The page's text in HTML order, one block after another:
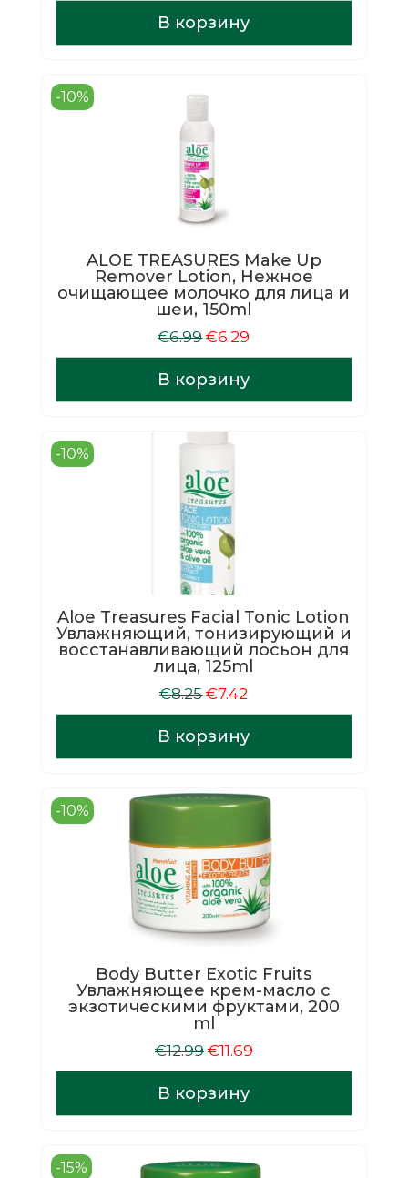
составляла
€17.99.
В корзину
-10%
ALOE TREASURES Make Up
Remover Lotion, Нежное
очищающее молочко для лица и
шеи, 150ml
€6.99Первоначальная
цена
составляла
€6.99.
€6.29
цена:
€6.29.
В корзину
-10%
Aloe Treasures Facial Tonic Lotion
Увлажняющий, тонизирующий и
восстанавливающий лосьон для
лица, 125ml
€8.25Первоначальная
цена
составляла
€8.25.
€7.42
цена:
€7.42.
В корзину
-10%
Body Butter Exotic Fruits
Увлажняющее крем-масло с
экзотическими фруктами, 200
ml
€12.99 Первоначальная
цена
составляла
€12.99.
€11.69Текущая
цена:
В корзину
-15%